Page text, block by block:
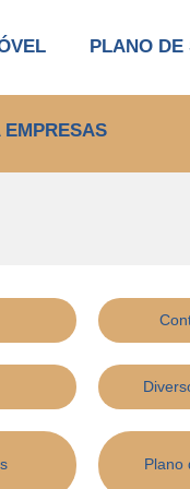
PLANO DE
EMPRESAS
Plano